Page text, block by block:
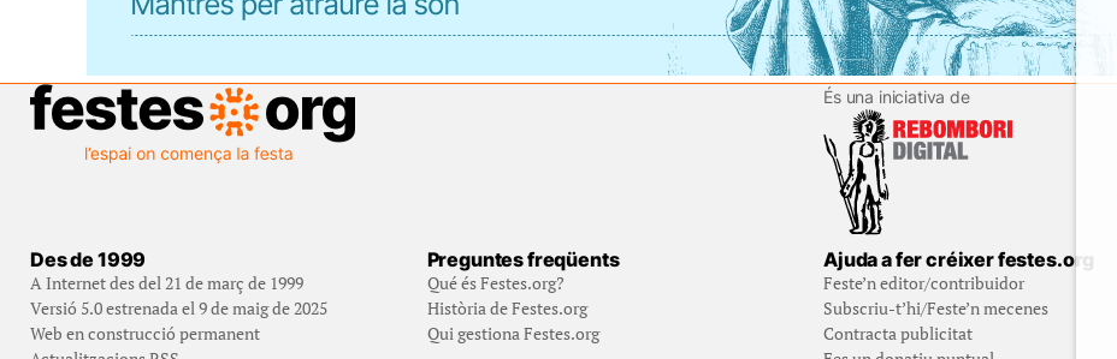
És una iniciativa de
Des de 1999
A Internet des del 21 de març de 1999
Versió 5.0 estrenada el 9 de maig de 2025
Web en construcció permanent
Preguntes freqüents
Qué és Festes.org?
Història de Festes.org
Qui gestiona Festes.org
Ajuda a fer créixer festes.org
Feste’n editor/contribuidor
Subscriu-t’hi/Feste’n mecenes
Contracta publicitat